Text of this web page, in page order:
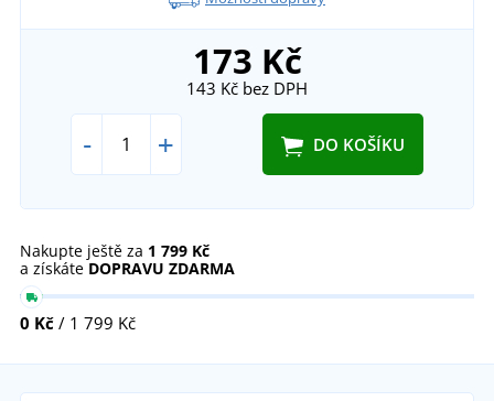
173 Kč
143 Kč bez DPH
- + DO KOŠÍKU
Nakupte ještě za 1 799 Kč
a získáte DOPRAVU ZDARMA
0 Kč / 1 799 Kč